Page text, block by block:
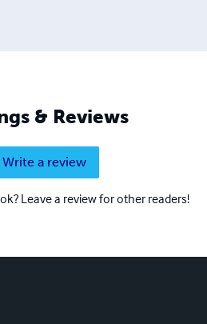
& Reviews
Write a review
Leave a review for other readers!